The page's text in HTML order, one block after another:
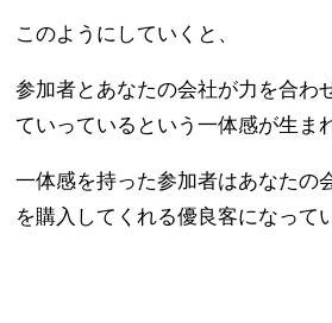
このようにしていくと、
参加者とあなたの会社が力を合わ
ていっているという一体感が生ま
一体感を持った参加者はあなたの
を購入してくれる優良客になって